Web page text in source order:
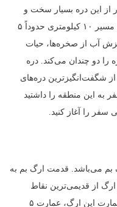
می‌رسد. گذر از این دره بسیار سخت و
دشوار می‌باشد به طوری که برای طی یک مسیر ۱۰ کیلومتری حدوداً ۵
آب از صخره‌ها، حیات
را دو چندان می‌کند. دره
شگفت‌انگیزترین دره‌های
به این منطقه را داشتید
سفر را آغاز کنید.
می‌باشد. قدمت ارگ بم به
ارگ از قدیمی‌ترین نقاط
شهرنشینی در جهان بوده است. بلندترین عمارت این ارگ، عمارت ۵